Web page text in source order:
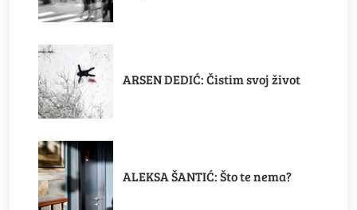
ARSEN DEDIĆ: Čistim svoj život
ALEKSA ŠANTIĆ: Što te nema?